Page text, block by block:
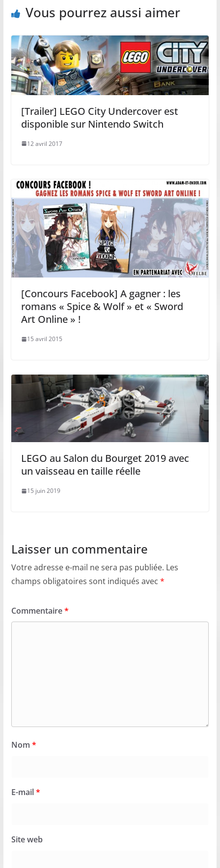
Vous pourrez aussi aimer
[Trailer] LEGO City Undercover est
disponible sur Nintendo Switch
12 avril 2017
[Concours Facebook] A gagner : les
romans « Spice & Wolf » et « Sword
Art Online » !
15 avril 2015
LEGO au Salon du Bourget 2019 avec
un vaisseau en taille réelle
15 juin 2019
Laisser un commentaire
Votre adresse e-mail ne sera pas publiée. Les
champs obligatoires sont indiqués avec *
Commentaire*
Nom *
E-mail*
Site web